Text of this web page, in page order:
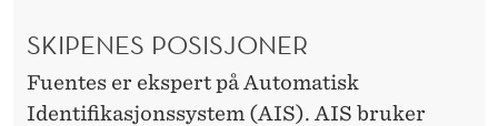
SKIPENES POSISJONER
Fuentes er ekspert på Automatisk
Identifikasjonssystem (AIS). AIS bruker